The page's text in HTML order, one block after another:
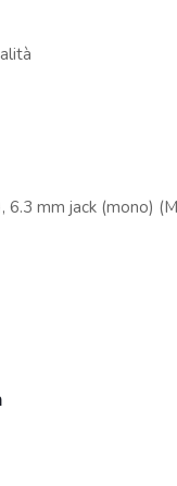
6.3 mm jack (mono)